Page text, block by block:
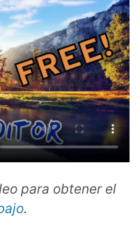
para obtener el
.